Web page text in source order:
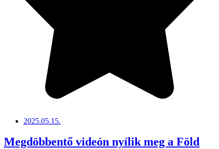
2025.05.15.
Megdöbbentő videón nyílik meg a Föld